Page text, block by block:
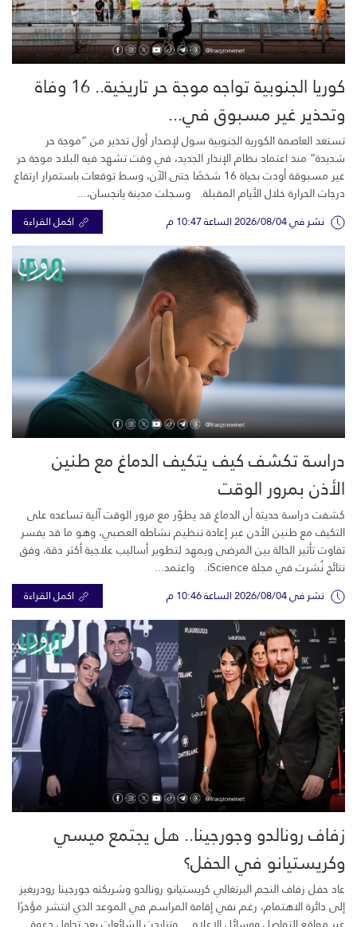
كوريا الجنوبية تواجه موجة حر تاريخية.. 16 وفاة
وتحذير غير مسبوق في...
تستعد العاصمة الكورية الجنوبية سول لإصدار أول تحذير من “موجة حر
شديدة” منذ اعتماد نظام الإنذار الجديد، في وقت تشهد فيه البلاد موجة حر
غير مسبوقة أودت بحياة 16 شخصًا حتى الآن، وسط توقعات باستمرار ارتفاع
درجات الحرارة خلال الأيام المقبلة. وسجلت مدينة يانجسان،...
نشر في 2026/08/04 الساعة 10:47 م اكمل القراءة
دراسة تكشف كيف يتكيف الدماغ مع طنين
الأذن بمرور الوقت
كشفت دراسة حديثة أن الدماغ قد يطوّر مع مرور الوقت آلية تساعده على
التكيف مع طنين الأذن عبر إعادة تنظيم نشاطه العصبي، وهو ما قد يفسر
تفاوت تأثير الحالة بين المرضى ويمهد لتطوير أساليب علاجية أكثر دقة، وفق
نتائج نُشرت في مجلة iScience. واعتمد...
نشر في 2026/08/04 الساعة 10:46 م اكمل القراءة
زفاف رونالدو وجورجينا.. هل يجتمع ميسي
وكريستيانو في الحفل؟
عاد حفل زفاف النجم البرتغالي كريستيانو رونالدو وشريكته جورجينا رودريغيز
إلى دائرة الاهتمام، رغم نفي إقامة المراسم في الموعد الذي انتشر مؤخرًا